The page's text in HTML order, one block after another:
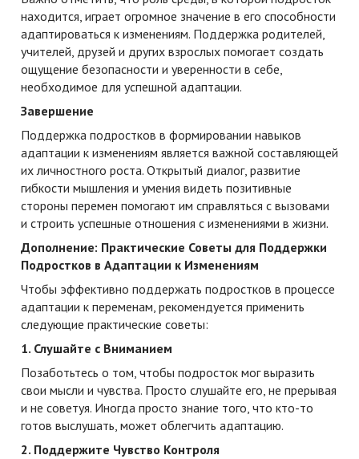
находится, играет огромное значение в его способности
адаптироваться к изменениям. Поддержка родителей,
учителей, друзей и других взрослых помогает создать
ощущение безопасности и уверенности в себе,
необходимое для успешной адаптации.
Завершение
Поддержка подростков в формировании навыков
адаптации к изменениям является важной составляющей
их личностного роста. Открытый диалог, развитие
гибкости мышления и умения видеть позитивные
стороны перемен помогают им справляться с вызовами
и строить успешные отношения с изменениями в жизни.
Дополнение: Практические Советы для Поддержки
Подростков в Адаптации к Изменениям
Чтобы эффективно поддержать подростков в процессе
адаптации к переменам, рекомендуется применить
следующие практические советы:
1. Слушайте с Вниманием
Позаботьтесь о том, чтобы подросток мог выразить
свои мысли и чувства. Просто слушайте его, не прерывая
и не советуя. Иногда просто знание того, что кто-то
готов выслушать, может облегчить адаптацию.
2. Поддержите Чувство Контроля